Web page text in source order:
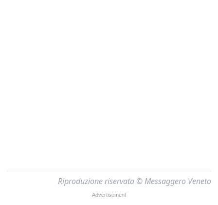
Riproduzione riservata © Messaggero Veneto